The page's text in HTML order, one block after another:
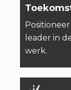
leader in
werk.